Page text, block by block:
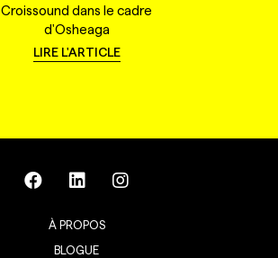
Croissound dans le cadre
d'Osheaga
LIRE L'ARTICLE
À PROPOS
BLOGUE